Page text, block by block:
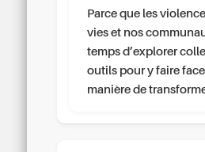
Parce que les
vies et nos
temps d’explorer
outils pour y faire
manière de